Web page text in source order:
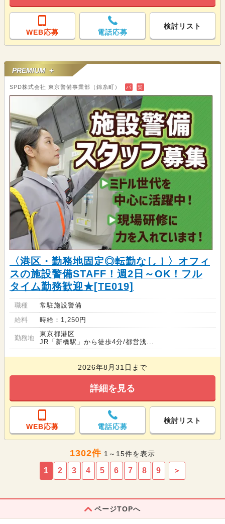
WEB応募 電話応募
検討リスト
PREMIUM ＋
SPD株式会社 東京警備事業部（錦糸町） バ 契
〈港区・勤務地固定◎転勤なし！〉オフィ
スの施設警備STAFF！週2日～OK！フル
タイム勤務歓迎★[TE019]
職種
常駐施設警備
給料
時給：1,250円
勤務地
東京都港区
JR「新橋駅」から徒歩4分/都営浅...
2026年8月31日まで
詳細を見る
WEB応募 電話応募
検討リスト
1302件 1～15件を表示
1 2 3 4 5 6 7 8 9 ＞
ページTOPへ